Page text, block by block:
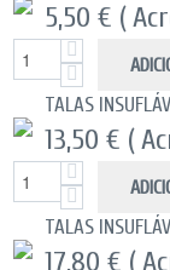
5,50 € (
TALAS
13,50 € (
TALAS
17,80 € (